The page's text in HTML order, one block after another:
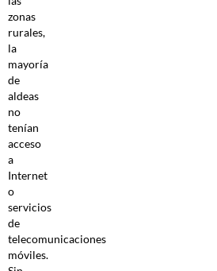
zonas
rurales,
la
mayoría
de
aldeas
no
tenían
acceso
a
Internet
o
servicios
de
telecomunicaciones
móviles.